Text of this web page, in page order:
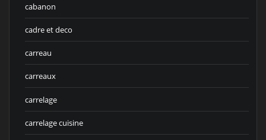
cabanon
cadre et deco
carreau
carreaux
carrelage
carrelage cuisine